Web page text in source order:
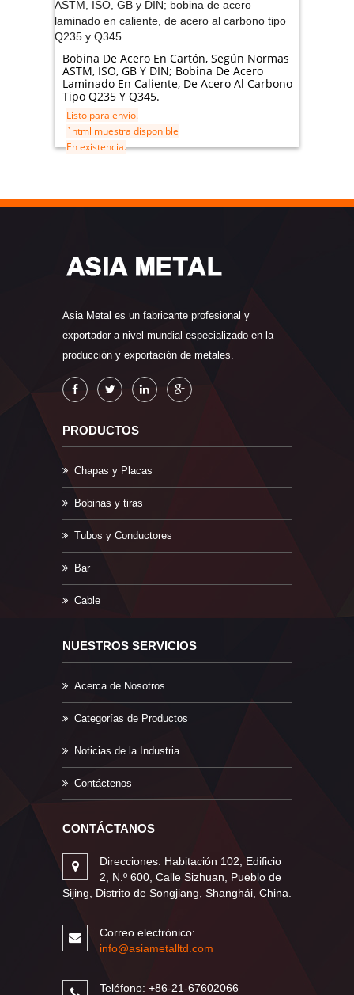
Bobina De Acero En Cartón, Según Normas
ASTM, ISO, GB Y DIN; Bobina De Acero
Laminado En Caliente, De Acero Al Carbono
Tipo Q235 Y Q345.
Listo para envío.
`html muestra disponible
En existencia.
Bomba de Vacío de Anillo Líquido Hornos de vacío
Asia Metal es un fabricante profesional y
exportador a nivel mundial especializado en la
producción y exportación de metales.
PRODUCTOS
Chapas y Placas
Bobinas y tiras
Tubos y Conductores
Bar
Cable
NUESTROS SERVICIOS
Acerca de Nosotros
Categorías de Productos
Noticias de la Industria
Contáctenos
CONTÁCTANOS
Direcciones: Habitación 102, Edificio
2, N.º 600, Calle Sizhuan, Pueblo de
Sijing, Distrito de Songjiang, Shanghái, China.
Correo electrónico:
info@asiametalltd.com
Teléfono: +86-21-67602066